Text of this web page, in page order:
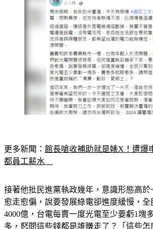
更多新聞： 館長嗆收補助就是婊X！遭爆
都員工薪水
接著他批民進黨執政幾年，意識形態高
愈走愈偏，說要發展綠電卻進度緩慢，
4000億，台電每賣一度光電至少要虧1塊
多，怒問這些錢都是誰賺走了？「這些